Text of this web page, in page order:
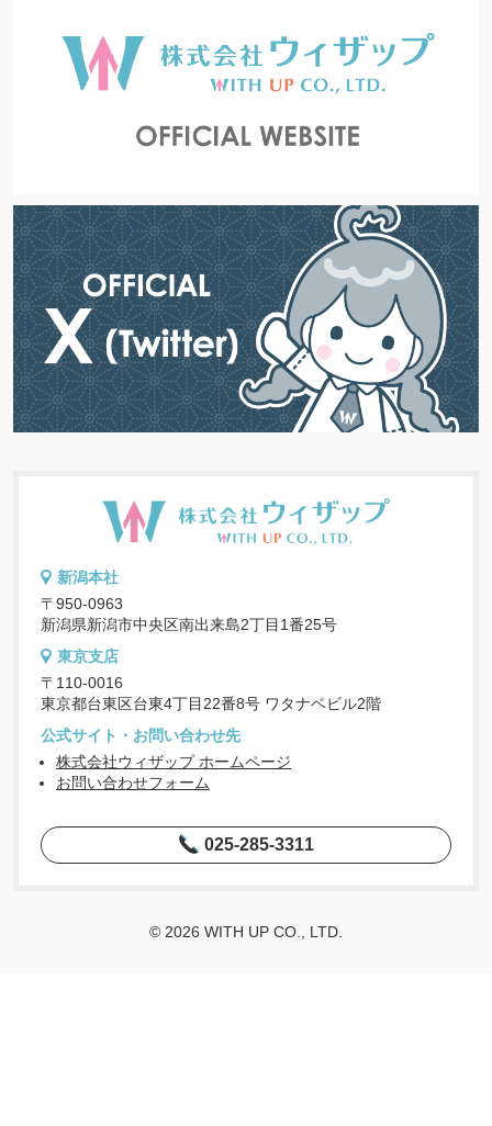
新潟本社
〒950-0963
新潟県新潟市中央区南出来島2丁目1番25号
東京支店
〒110-0016
東京都台東区台東4丁目22番8号 ワタナベビル2階
公式サイト・お問い合わせ先
株式会社ウィザップ ホームページ
お問い合わせフォーム
025-285-3311
© 2026 WITH UP CO., LTD.